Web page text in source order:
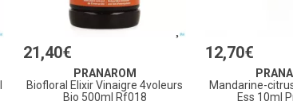
21,40€
PRANAROM
Biofloral Elixir Vinaigre 4voleurs
Bio 500ml Rf018
12,70€
Mandarine-
Ess 10ml